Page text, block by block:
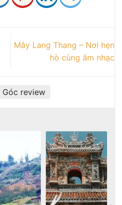
Mây Lang Thang – Nơi hẹn
hò cùng âm nhạc
Góc review